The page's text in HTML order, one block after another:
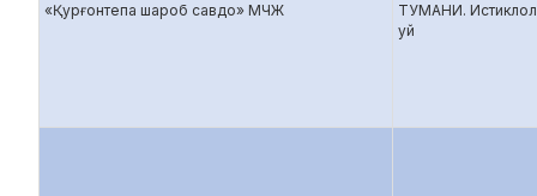
«Қурғонтепа шароб савдо» МЧЖ
ТУМАНИ. Истиклол
уй